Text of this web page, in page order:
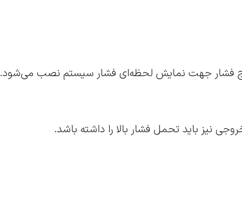
فشار جهت نمایش لحظه‌ای فشار سیستم نصب می‌شود.
نیز باید تحمل فشار بالا را داشته باشد.